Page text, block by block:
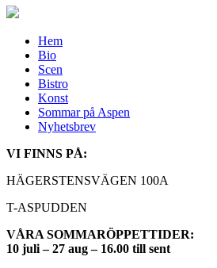
Hem
Bio
Scen
Bistro
Konst
Sommar på Aspen
Nyhetsbrev
VI FINNS PÅ:
HÄGERSTENSVÄGEN 100A
T-ASPUDDEN
VÅRA SOMMARÖPPETTIDER:
10 juli – 27 aug – 16.00 till sent